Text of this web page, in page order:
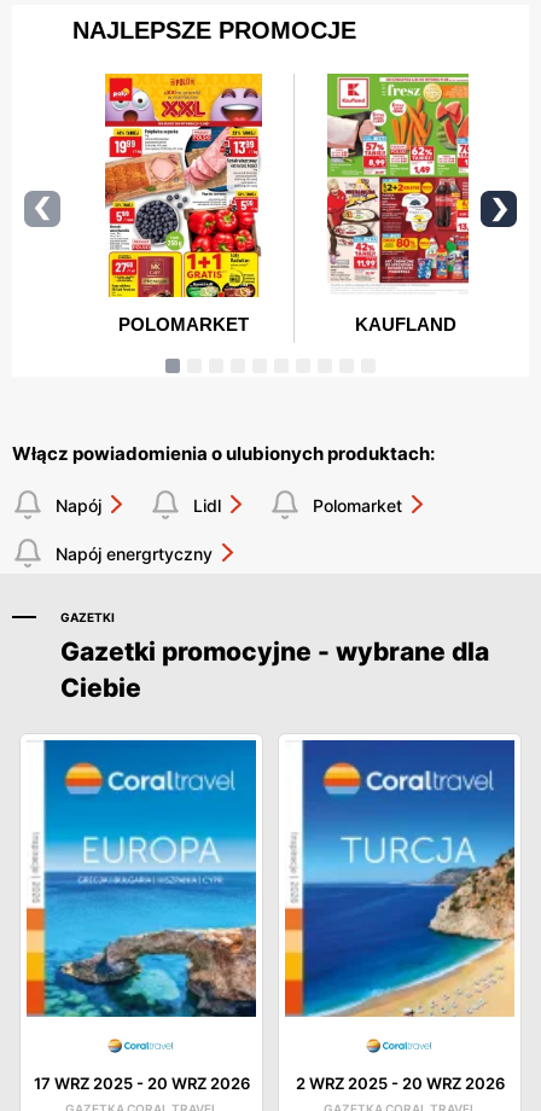
Włącz powiadomienia o ulubionych produktach:
Napój Lidl Polomarket
Napój energrtyczny
GAZETKI
Gazetki promocyjne - wybrane dla
Ciebie
17 WRZ 2025-20 WRZ 2026 2 WRZ 2025-20 WRZ 2026